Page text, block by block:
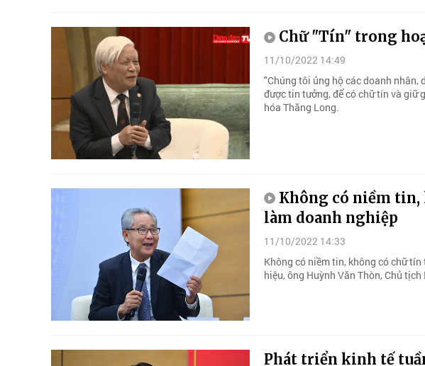
Chữ "Tín" trong
11/10/2022 14:49
"Chúng tôi ủng hộ các doanh
được tin tưởng, để có chữ tín và giữ
hóa Thăng Long.
Không có niềm
làm doanh nghiệp
11/10/2022 14:33
Không có niềm tin, không có chữ
hiệu, ông Huỳnh Văn Thòn, Chủ
Phát triển kinh tế